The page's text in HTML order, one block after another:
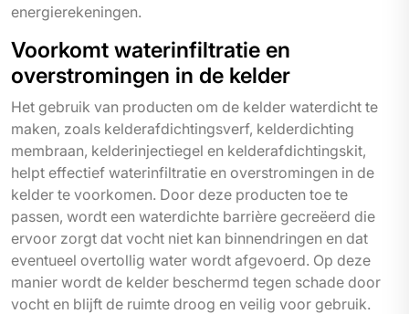
energierekeningen.
Voorkomt waterinfiltratie en
overstromingen in de kelder
Het gebruik van producten om de kelder waterdicht te
maken, zoals kelderafdichtingsverf, kelderdichting
membraan, kelderinjectiegel en kelderafdichtingskit,
helpt effectief waterinfiltratie en overstromingen in de
kelder te voorkomen. Door deze producten toe te
passen, wordt een waterdichte barrière gecreëerd die
ervoor zorgt dat vocht niet kan binnendringen en dat
eventueel overtollig water wordt afgevoerd. Op deze
manier wordt de kelder beschermd tegen schade door
vocht en blijft de ruimte droog en veilig voor gebruik.